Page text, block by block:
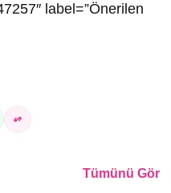
label=”Önerilen
Tümünü Gör